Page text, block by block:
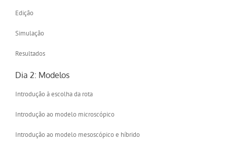
Edição
Simulação
Resultados
Dia 2: Modelos
Introdução à escolha da rota
Introdução ao modelo microscópico
Introdução ao modelo mesoscópico e híbrido